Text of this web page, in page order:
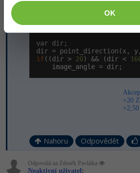
OK
var dir;
if ((dir > 20) && (dir <
    image_angle = dir;
+20
Nahoru Odpovědět
Odpovídá na Zdeněk Pavlátka
Neaktivní uživatel: